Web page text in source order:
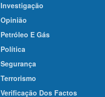
Investigação
Opinião
Petróleo E Gás
Política
Segurança
Terrorismo
Verificação Dos Factos